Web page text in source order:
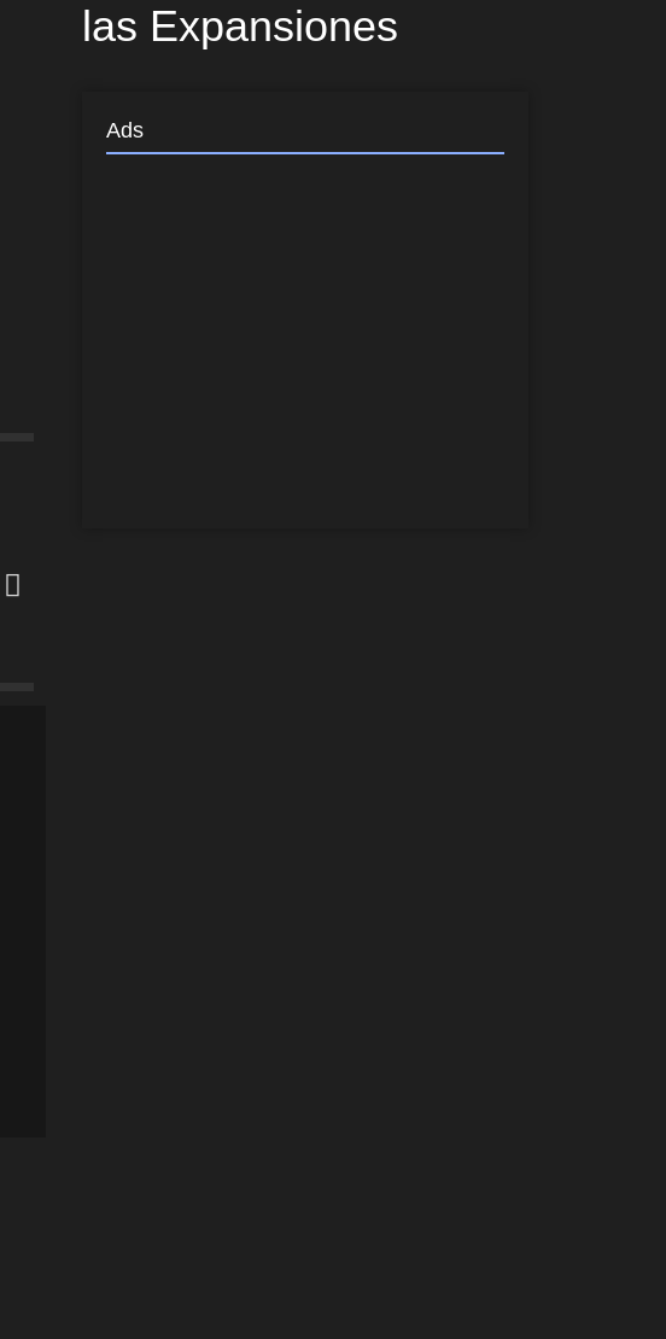
las Expansiones
Ads